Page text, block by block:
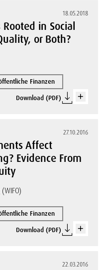
18.05.2018
in Social
or Both?
Finanzen
Download (PDF)
27.10.2016
Affect
Evidence From
(WIFO)
Finanzen
Download (PDF)
22.03.2016